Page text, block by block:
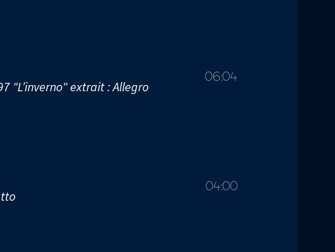
"L’inverno" extrait : Allegro
06:04
04:00